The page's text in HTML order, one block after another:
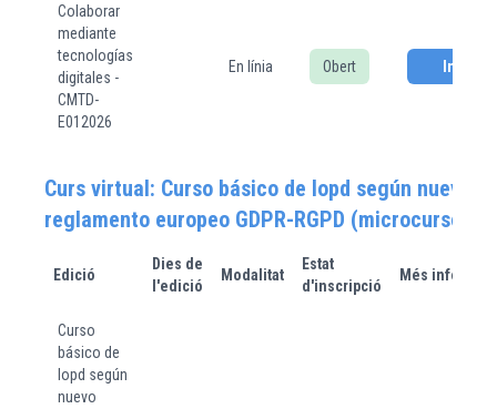
Colaborar
mediante
tecnologías
digitales -
CMTD-
E012026
En línia Obert
Curs virtual: Curso básico de lopd según nuevo
reglamento europeo GDPR-RGPD (microcurso)
Edició
Dies de
l'edició
Modalitat
Estat
d'inscripció
Més
Curso
básico de
lopd según
nuevo